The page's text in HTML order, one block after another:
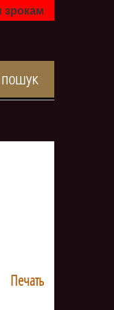
зрокам
Печать